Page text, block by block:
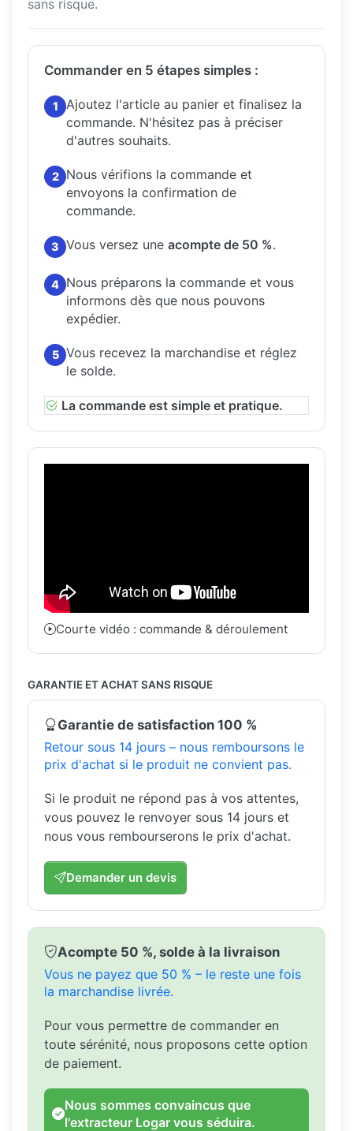
sans risque.
Commander en 5 étapes simples :
1
Ajoutez l'article au panier et finalisez la
commande. N'hésitez pas à préciser
d'autres souhaits.
2
Nous vérifions la commande et
envoyons la confirmation de
commande.
3 Vous versez une acompte de 50 %.
4 Nous préparons la commande et vous
informons dès que nous pouvons
expédier.
5 Vous recevez la marchandise et réglez
le solde.
La commande est simple et pratique.
Courte vidéo : commande & déroulement
GARANTIE ET ACHAT SANS RISQUE
Garantie de satisfaction 100 %
Retour sous 14 jours – nous remboursons le
prix d'achat si le produit ne convient pas.
Si le produit ne répond pas à vos attentes,
vous pouvez le renvoyer sous 14 jours et
nous vous rembourserons le prix d'achat.
Demander un devis
Acompte 50 %, solde à la livraison
Vous ne payez que 50 % – le reste une fois
la marchandise livrée.
Pour vous permettre de commander en
toute sérénité, nous proposons cette option
de paiement.
Nous sommes convaincus que
l'extracteur Logar vous séduira.